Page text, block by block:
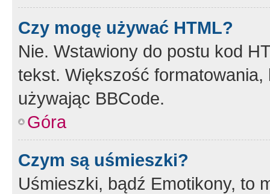
Czy mogę używać HTML?
Nie. Wstawiony do postu kod
tekst. Większość
używając BBCode.
Góra
Czym są uśmieszki?
Uśmieszki, bądź Emotikony, to